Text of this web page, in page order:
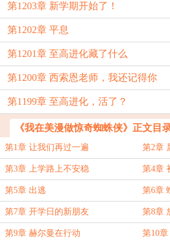
第1203章 新学期开始了！
第1202章 平息
第1201章 至高进化藏了什么
第1200章 西索恩老师，我还记得你
第1199章 至高进化，活了？
《我在美漫做惊奇蜘蛛侠》正文目
第1章 让我们再过一遍 第2章
第3章 上学路上不安稳 第4章
第5章 出逃 第6章
第7章 开学日的新朋友 第8章
第9章 赫尔曼在行动 第10